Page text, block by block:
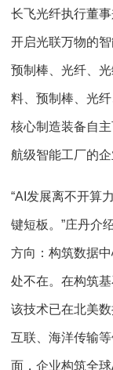
长飞光纤执行董
开启光联万物的
预制棒、光纤、
料、预制棒、光
核心制造装备自
航级智能工厂的企
“AI发展离不开算
键短板。”庄丹介
方向：构筑数据
处不在。在构筑
该技术已在北美
互联、海洋传输
面，企业构筑全